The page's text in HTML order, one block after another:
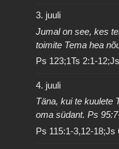
3. juuli
Jumal on see, kes
toimite Tema hea
Ps 123;1Ts 2:1-
4. juuli
Täna, kui te kuulete
oma südant. Ps
Ps 115:1-3,12-18;Js